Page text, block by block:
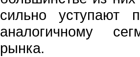
сильно уступают
аналогичному
рынка.